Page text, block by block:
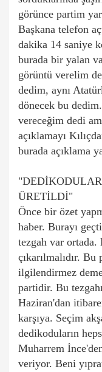
görünce partim
Başkana telefon
dakika 14 saniye
burada bir yalan
görüntü verelim
dedim, aynı
dönecek bu
vereceğim dedi
açıklamayı
burada açıklama
ÜRETİLDİ"
Önce bir özet
haber. Burayı
tezgah var ortada.
çıkarılmalıdır.
ilgilendirmez
partidir. Bu
Haziran'dan
karşıya. Seçim
dedikoduların
Muharrem
veriyor. Beni